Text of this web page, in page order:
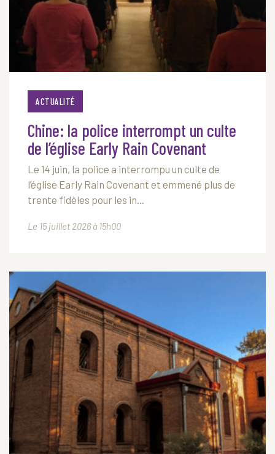
ACTUALITÉ
Chine: la police interrompt un culte
de l’église Early Rain Covenant
Le 14 juin, la police a interrompu un culte de
l’église Early Rain Covenant et emmené plus de
trente fidèles pour les in...
Le 15 juillet 2026 à 15h00